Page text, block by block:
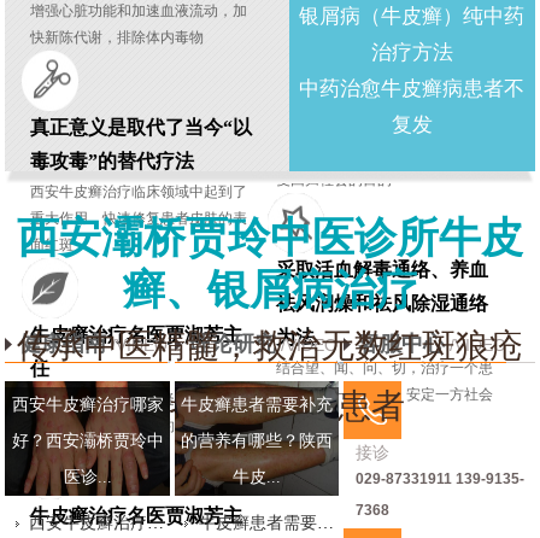
第一阶段以治疗为主；第
二阶段以修复为主；第三
阶段以固本为主
复回归社会的目的
采取活血解毒通络、养血
祛风润燥和祛风除湿通络
为法
结合望、闻、问、切，治疗一个患
者、幸福一个家庭、安定一方社会
银屑病（牛皮癣）纯中药
治疗方法
中药治愈牛皮癣病患者不
复发
增强心脏功能和加速血液流动，加
快新陈代谢，排除体内毒物
真正意义是取代了当今“以
毒攻毒”的替代疗法
西安牛皮癣治疗临床领域中起到了
重大作用，快速修复患者皮肤的表
面红斑
牛皮癣治疗名医贾淑芳主
任
被国际中西医药学会疑难病会诊中
心聘为北京专家组特约研究员
牛皮癣治疗名医贾淑芳主
西安灞桥贾玲中医诊所牛皮
癣、银屑病治疗
传承中医精髓，救治无数红斑狼疮
患者及牛皮癣患者
健康指南/VIDEO
西安牛皮癣治疗哪家
好？西安灞桥贾玲中
医诊...
西安牛皮癣治疗哪
理论研究/VIDEO
牛皮癣患者需要补充
的营养有哪些？陕西
牛皮...
牛皮癣患者需要补
客服中心/VIDEO
接诊
029-87331911 139-9135-
7368